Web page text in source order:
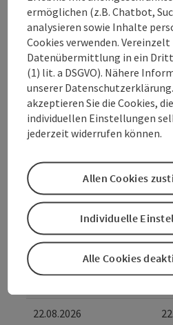
Reisezeiträume (07.08.2026 -
Einträge anzeigen
von bis
07.08.2026
08.08.2026
09.08.2026
14.08.2026
15.08.2026
22.08.2026
ermöglichen (z.B. Chatbot,
analysieren sowie Inhalte
Cookies verwenden. Vereinzelt
Datenübermittlung in ein
(1) lit. a DSGVO). Nähere
unserer
akzeptieren Sie die Cookies,
individuellen Einstellungen
jederzeit widerrufen können.
Alle Cookies
Individuelle
Allen Cookies